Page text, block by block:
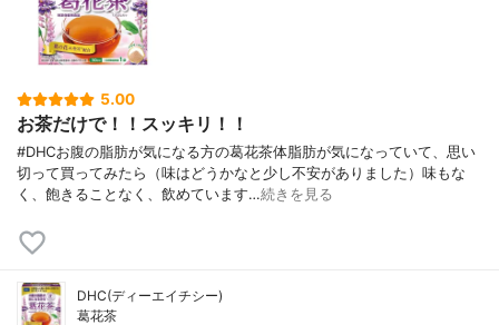
5.00
お茶だけで！！スッキリ！！
#DHCお腹の脂肪が気になる方の葛花茶体脂肪が気になっていて、思い
切って買ってみたら（味はどうかなと少し不安がありました）味もな
く、飽きることなく、飲めています…続きを見る
DHC(ディーエイチシー)
葛花茶